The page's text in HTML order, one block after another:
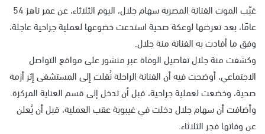
غيّب الموت الفنانة المصرية سهام جلال، اليوم الثلاثاء، عن عمر ناهز 54
عامًا، بعد تعرضها لوعكة صحية استدعت خضوعها لعملية جراحية عاجلة،
وفق ما أفادت به الفنانة منة جلال.
وكشفت منة جلال تفاصيل الوفاة عبر منشور على مواقع التواصل
الاجتماعي، أوضحت فيه أن الفنانة الراحلة نُقلت إلى المستشفى إثر أزمة
صحية، وخضعت لعملية جراحية، قبل أن تدخل إلى قسم العناية المركزة.
وأضافت أن سهام جلال دخلت في غيبوبة عقب العملية، قبل أن يُعلن
عن وفاتها فجر الثلاثاء.